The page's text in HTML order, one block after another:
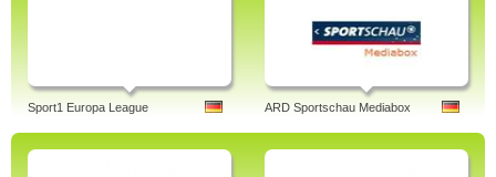
Sport1 Europa League ARD Sportschau Mediabox